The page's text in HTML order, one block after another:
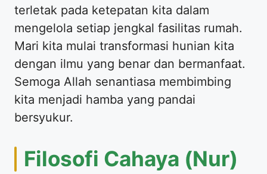
terletak pada ketepatan kita dalam
mengelola setiap jengkal fasilitas rumah.
Mari kita mulai transformasi hunian kita
dengan ilmu yang benar dan bermanfaat.
Semoga Allah senantiasa membimbing
kita menjadi hamba yang pandai
bersyukur.
Filosofi Cahaya (Nur)